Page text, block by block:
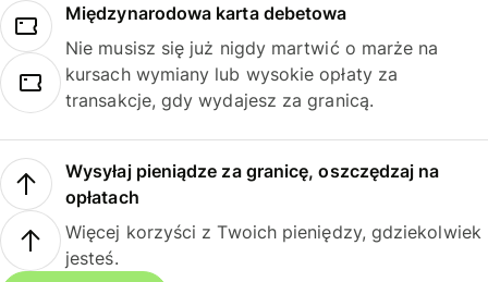
Międzynarodowa karta debetowa
Nie musisz się już nigdy martwić o marże na
kursach wymiany lub wysokie opłaty za
transakcje, gdy wydajesz za granicą.
Wysyłaj pieniądze za granicę, oszczędzaj na
opłatach
Więcej korzyści z Twoich pieniędzy, gdziekolwiek
jesteś.